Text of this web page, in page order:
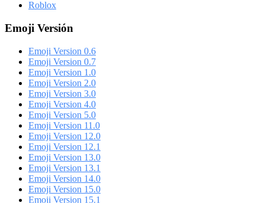
Roblox
Emoji Versión
Emoji Version 0.6
Emoji Version 0.7
Emoji Version 1.0
Emoji Version 2.0
Emoji Version 3.0
Emoji Version 4.0
Emoji Version 5.0
Emoji Version 11.0
Emoji Version 12.0
Emoji Version 12.1
Emoji Version 13.0
Emoji Version 13.1
Emoji Version 14.0
Emoji Version 15.0
Emoji Version 15.1